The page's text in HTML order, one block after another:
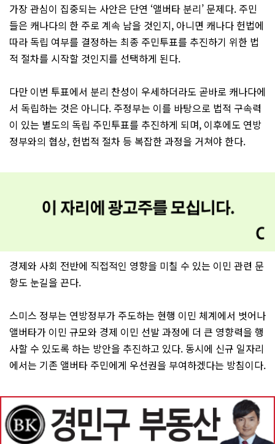
가장 관심이 집중되는 사안은 단연 ‘앨버타 분리’ 문제다. 주민
들은 캐나다의 한 주로 계속 남을 것인지, 아니면 캐나다 헌법에
따라 독립 여부를 결정하는 최종 주민투표를 추진하기 위한 법
적 절차를 시작할 것인지를 선택하게 된다.
다만 이번 투표에서 분리 찬성이 우세하더라도 곧바로 캐나다에
서 독립하는 것은 아니다. 주정부는 이를 바탕으로 법적 구속력
이 있는 별도의 독립 주민투표를 추진하게 되며, 이후에도 연방
정부와의 협상, 헌법적 절차 등 복잡한 과정을 거쳐야 한다.
경제와 사회 전반에 직접적인 영향을 미칠 수 있는 이민 관련 문
항도 눈길을 끈다.
스미스 정부는 연방정부가 주도하는 현행 이민 체계에서 벗어나
앨버타가 이민 규모와 경제 이민 선발 과정에 더 큰 영향력을 행
사할 수 있도록 하는 방안을 추진하고 있다. 동시에 신규 일자리
에서는 기존 앨버타 주민에게 우선권을 부여하겠다는 방침이다.